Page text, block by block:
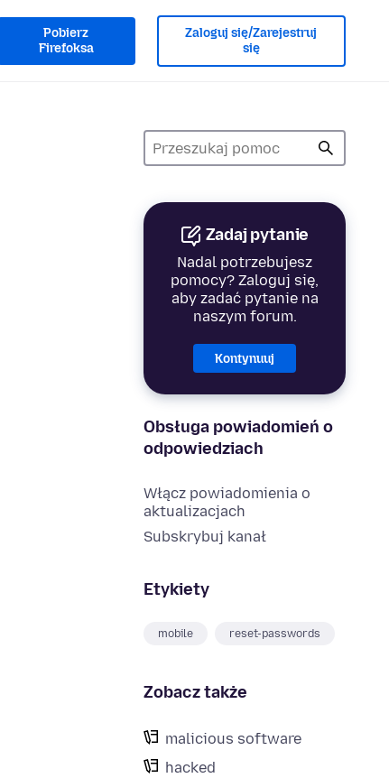
Pobierz
Firefoksa
Zaloguj się/Zarejestruj
się
Zadaj pytanie
Nadal potrzebujesz
pomocy? Zaloguj się,
aby zadać pytanie na
naszym forum.
Kontynuuj
Obsługa powiadomień o
odpowiedziach
Włącz powiadomienia o
aktualizacjach
Subskrybuj kanał
Etykiety
mobile reset-passwords
Zobacz także
malicious software
hacked